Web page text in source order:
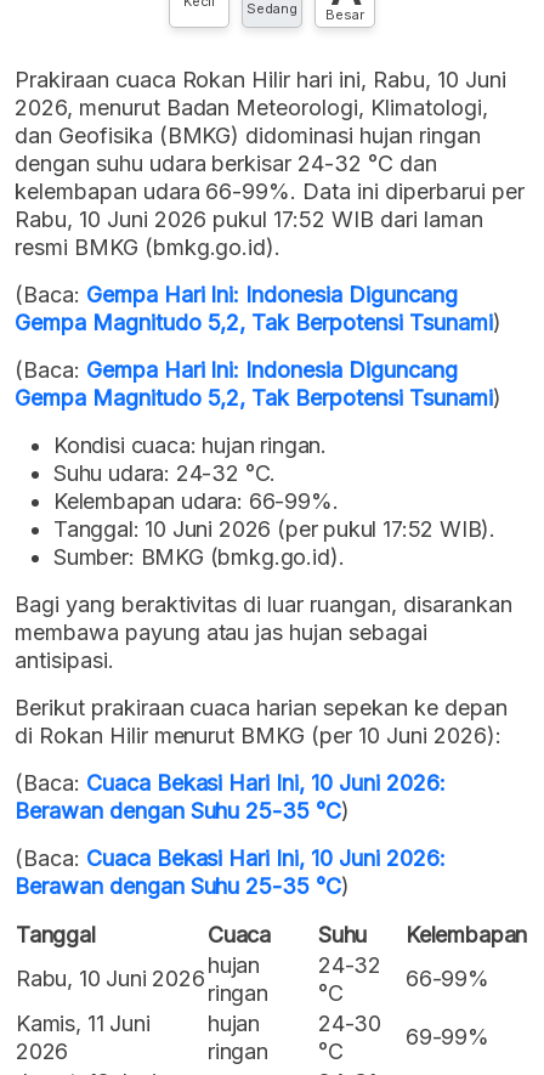
Sedang Besar
Prakiraan cuaca Rokan Hilir hari ini, Rabu, 10 Juni
2026, menurut Badan Meteorologi, Klimatologi,
dan Geofisika (BMKG) didominasi hujan ringan
dengan suhu udara berkisar 24-32 °C dan
kelembapan udara 66-99%. Data ini diperbarui per
Rabu, 10 Juni 2026 pukul 17:52 WIB dari laman
resmi BMKG (bmkg.go.id).
(Baca: Gempa Hari Ini: Indonesia Diguncang
Gempa Magnitudo 5,2, Tak Berpotensi Tsunami)
(Baca: Gempa Hari Ini: Indonesia Diguncang
Gempa Magnitudo 5,2, Tak Berpotensi Tsunami)
Kondisi cuaca: hujan ringan.
Suhu udara: 24-32 °C.
Kelembapan udara: 66-99%.
Tanggal: 10 Juni 2026 (per pukul 17:52 WIB).
Sumber: BMKG (bmkg.go.id).
Bagi yang beraktivitas di luar ruangan, disarankan
membawa payung atau jas hujan sebagai
antisipasi.
Berikut prakiraan cuaca harian sepekan ke depan
di Rokan Hilir menurut BMKG (per 10 Juni 2026):
(Baca: Cuaca Bekasi Hari Ini, 10 Juni 2026:
Berawan dengan Suhu 25-35 °C)
(Baca: Cuaca Bekasi Hari Ini, 10 Juni 2026:
Berawan dengan Suhu 25-35 °C)
Tanggal
Cuaca Suhu
Kelembapan
Rabu, 10 Juni 2026
hujan
ringan
24-32
°C
66-99%
Kamis, 11 Juni
2026
hujan
ringan
24-30
°C
69-99%